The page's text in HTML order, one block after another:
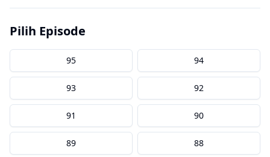
Pilih Episode
95 94
93 92
91 90
89 88